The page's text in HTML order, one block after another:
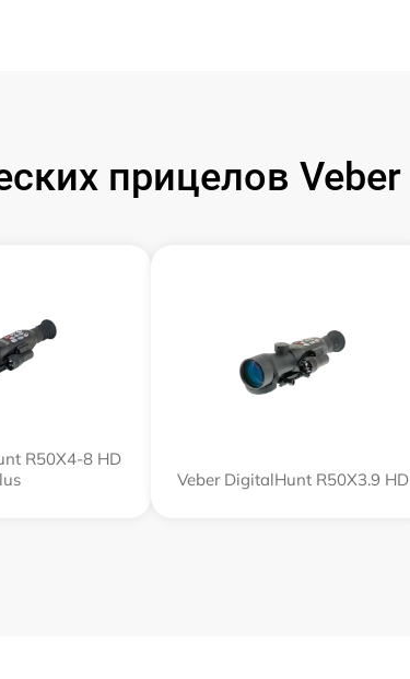
прицелов Veber
R50X4-8 HD
Veber DigitalHunt R50X3.9 HD